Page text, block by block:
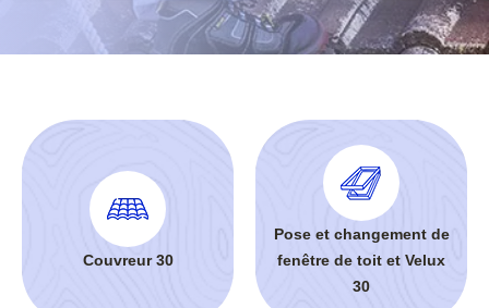
Couvreur 30
Pose et changement de
fenêtre de toit et Velux
30